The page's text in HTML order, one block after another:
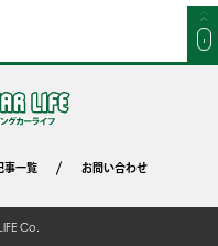
事一覧 お問い合わせ
Co.